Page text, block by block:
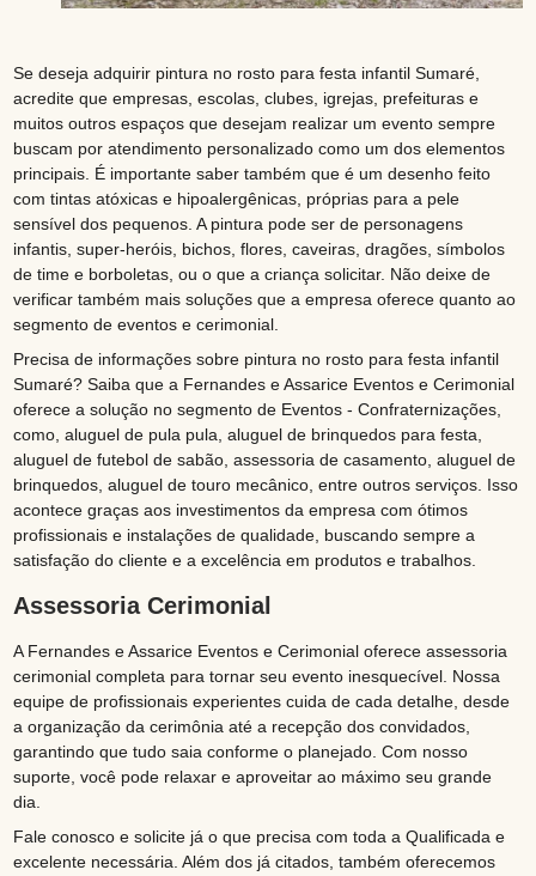
Se deseja adquirir pintura no rosto para festa infantil Sumaré,
acredite que empresas, escolas, clubes, igrejas, prefeituras e
muitos outros espaços que desejam realizar um evento sempre
buscam por atendimento personalizado como um dos elementos
principais. É importante saber também que é um desenho feito
com tintas atóxicas e hipoalergênicas, próprias para a pele
sensível dos pequenos. A pintura pode ser de personagens
infantis, super-heróis, bichos, flores, caveiras, dragões, símbolos
de time e borboletas, ou o que a criança solicitar. Não deixe de
verificar também mais soluções que a empresa oferece quanto ao
segmento de eventos e cerimonial.
Precisa de informações sobre pintura no rosto para festa infantil
Sumaré? Saiba que a Fernandes e Assarice Eventos e Cerimonial
oferece a solução no segmento de Eventos - Confraternizações,
como, aluguel de pula pula, aluguel de brinquedos para festa,
aluguel de futebol de sabão, assessoria de casamento, aluguel de
brinquedos, aluguel de touro mecânico, entre outros serviços. Isso
acontece graças aos investimentos da empresa com ótimos
profissionais e instalações de qualidade, buscando sempre a
satisfação do cliente e a excelência em produtos e trabalhos.
Assessoria Cerimonial
A Fernandes e Assarice Eventos e Cerimonial oferece assessoria
cerimonial completa para tornar seu evento inesquecível. Nossa
equipe de profissionais experientes cuida de cada detalhe, desde
a organização da cerimônia até a recepção dos convidados,
garantindo que tudo saia conforme o planejado. Com nosso
suporte, você pode relaxar e aproveitar ao máximo seu grande
dia.
Fale conosco e solicite já o que precisa com toda a Qualificada e
excelente necessária. Além dos já citados, também oferecemos